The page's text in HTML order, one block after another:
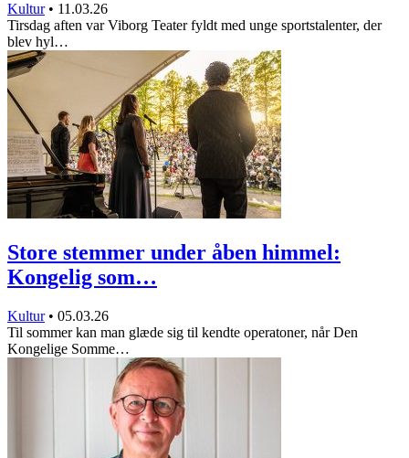
Kultur • 11.03.26
Tirsdag aften var Viborg Teater fyldt med unge sportstalenter, der
blev hyl…
Store stemmer under åben himmel:
Kongelig som…
Kultur • 05.03.26
Til sommer kan man glæde sig til kendte operatoner, når Den
Kongelige Somme…